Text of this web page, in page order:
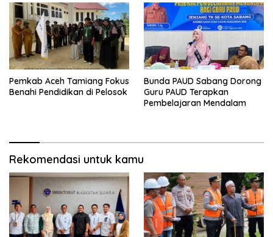
Pemkab Aceh Tamiang Fokus
Benahi Pendidikan di Pelosok
Bunda PAUD Sabang Dorong
Guru PAUD Terapkan
Pembelajaran Mendalam
Rekomendasi untuk kamu